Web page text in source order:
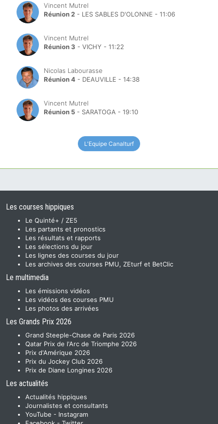
Vincent Mutrel
Réunion 2 - LES SABLES D'OLONNE - 11:06
Vincent Mutrel
Réunion 3 - VICHY - 11:22
Nicolas Labourasse
Réunion 4 - DEAUVILLE - 14:38
Vincent Mutrel
Réunion 5 - SARATOGA - 19:10
L'Equipe Canalturf
Les courses hippiques
Le Quinté+ / ZE5
Les partants et pronostics
Les résultats et rapports
Les sélections du jour
Les lignes des courses du jour
Les archives des courses PMU, ZEturf et BetClic
Le multimedia
Les émissions vidéos
Les vidéos des courses PMU
Les photos des arrivées
Les Grands Prix 2026
Grand Steeple-Chase de Paris 2026
Qatar Prix de l'Arc de Triomphe 2026
Prix d'Amérique 2026
Prix du Jockey Club 2026
Prix de Diane Longines 2026
Les actualités
Actualités hippiques
Journalistes et consultants
YouTube - Instagram